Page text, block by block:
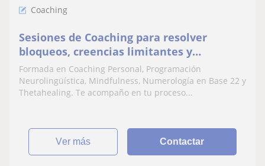
Coaching
Sesiones de Coaching para resolver
bloqueos, creencias limitantes y
conseguir tus objetivos
Formada en Coaching Personal, Programación
Neurolingüística, Mindfulness, Numerología en Base 22 y
Thetahealing. Te acompaño en tu proceso...
ver más Contactar